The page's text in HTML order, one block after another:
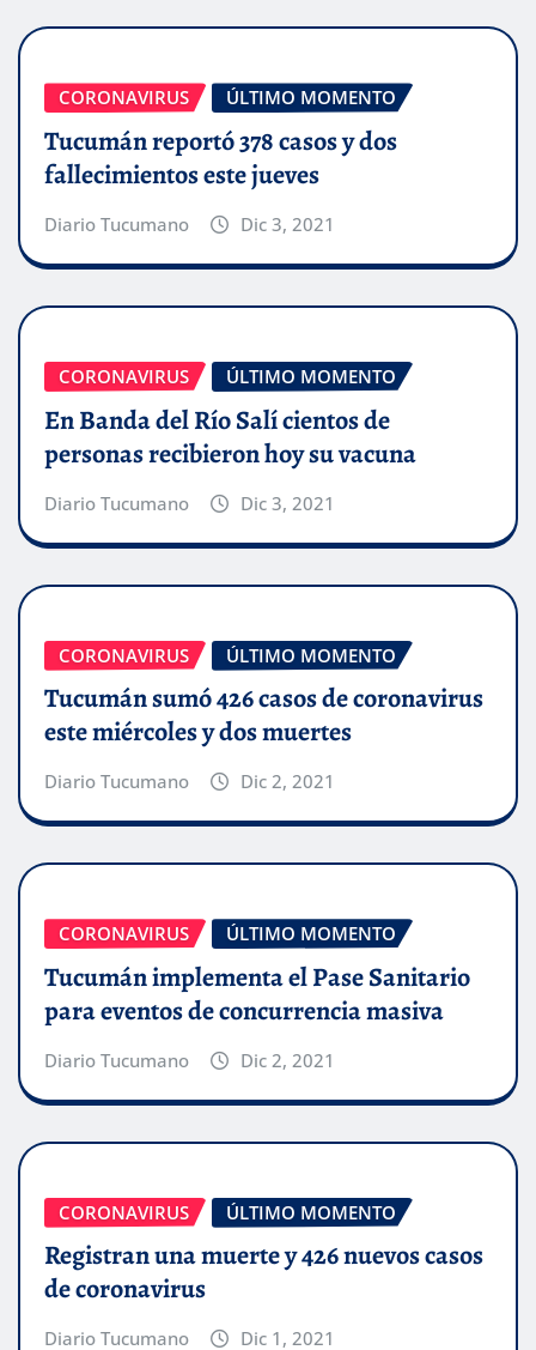
CORONAVIRUS ÚLTIMO MOMENTO
Tucumán reportó 378 casos y dos
fallecimientos este jueves
Diario Tucumano Dic 3, 2021
CORONAVIRUS ÚLTIMO MOMENTO
En Banda del Río Salí cientos de
personas recibieron hoy su vacuna
Diario Tucumano Dic 3, 2021
CORONAVIRUS ÚLTIMO MOMENTO
Tucumán sumó 426 casos de coronavirus
este miércoles y dos muertes
Diario Tucumano Dic 2, 2021
CORONAVIRUS ÚLTIMO MOMENTO
Tucumán implementa el Pase Sanitario
para eventos de concurrencia masiva
Diario Tucumano Dic 2, 2021
CORONAVIRUS ÚLTIMO MOMENTO
Registran una muerte y 426 nuevos casos
de coronavirus
Diario Tucumano Dic 1, 2021